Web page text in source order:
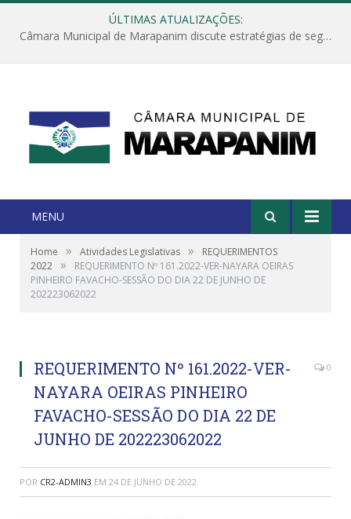
ÚLTIMAS ATUALIZAÇÕES:
Câmara Municipal de Marapanim discute estratégias de segurança com autoridades e poder executivo
MENU
Home » Atividades Legislativas »
REQUERIMENTOS
2022 »
REQUERIMENTO Nº 161.2022-VER-NAYARA OEIRAS
PINHEIRO FAVACHO-SESSÃO DO DIA 22 DE JUNHO DE
202223062022
REQUERIMENTO Nº 161.2022-VER-
NAYARA OEIRAS PINHEIRO
FAVACHO-SESSÃO DO DIA 22 DE
JUNHO DE 202223062022
0
POR CR2-ADMIN3 EM 24 DE JUNHO DE 2022